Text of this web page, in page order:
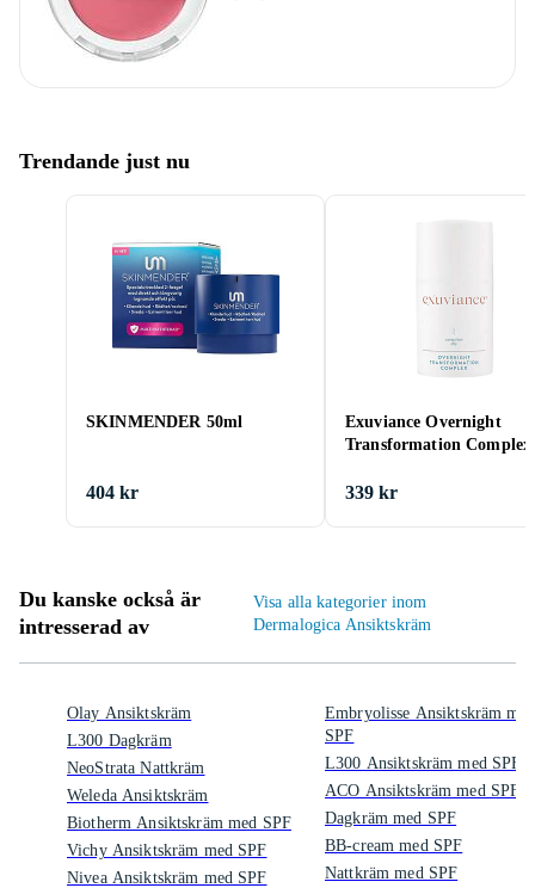
Trendande just nu
SKINMENDER 50ml
404 kr
Exuviance Overnight
Transformation Complex
339 kr
Du kanske också är
intresserad av
Visa alla kategorier inom
Dermalogica Ansiktskräm
Olay Ansiktskräm
L300 Dagkräm
NeoStrata Nattkräm
Weleda Ansiktskräm
Biotherm Ansiktskräm med SPF
Vichy Ansiktskräm med SPF
Nivea Ansiktskräm med SPF
Embryolisse Ansiktskräm med
SPF
L300 Ansiktskräm med SPF
ACO Ansiktskräm med SPF
Dagkräm med SPF
BB-cream med SPF
Nattkräm med SPF